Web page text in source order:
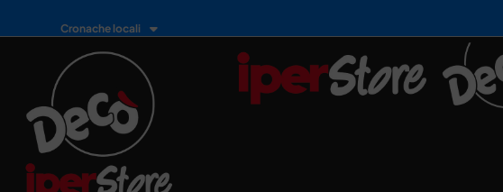
Cronache locali